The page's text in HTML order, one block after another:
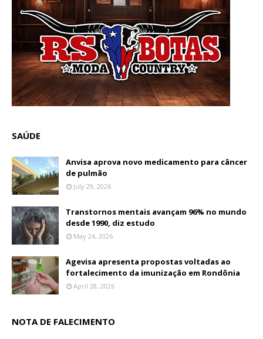
SAÚDE
Anvisa aprova novo medicamento para câncer
de pulmão
July 29, 2026
Transtornos mentais avançam 96% no mundo
desde 1990, diz estudo
May 24, 2026
Agevisa apresenta propostas voltadas ao
fortalecimento da imunização em Rondônia
April 28, 2026
NOTA DE FALECIMENTO